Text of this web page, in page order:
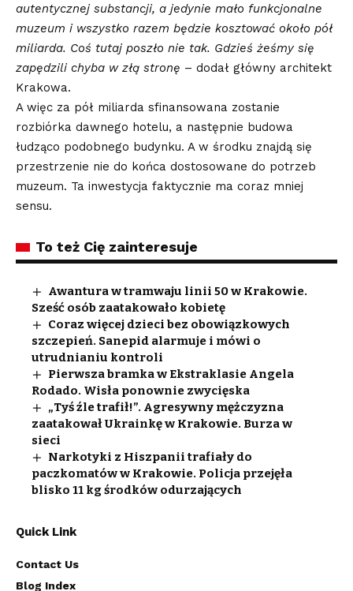
autentycznej substancji, a jedynie mało funkcjonalne
muzeum i wszystko razem będzie kosztować około pół
miliarda. Coś tutaj poszło nie tak. Gdzieś żeśmy się
zapędzili chyba w złą stronę – dodał główny architekt
Krakowa.
A więc za pół miliarda sfinansowana zostanie
rozbiórka dawnego hotelu, a następnie budowa
łudząco podobnego budynku. A w środku znajdą się
przestrzenie nie do końca dostosowane do potrzeb
muzeum. Ta inwestycja faktycznie ma coraz mniej
sensu.
To też Cię zainteresuje
Awantura w tramwaju linii 50 w Krakowie.
Sześć osób zaatakowało kobietę
Coraz więcej dzieci bez obowiązkowych
szczepień. Sanepid alarmuje i mówi o
utrudnianiu kontroli
Pierwsza bramka w Ekstraklasie Angela
Rodado. Wisła ponownie zwycięska
„Tyś źle trafił!”. Agresywny mężczyzna
zaatakował Ukrainkę w Krakowie. Burza w
sieci
Narkotyki z Hiszpanii trafiały do
paczkomatów w Krakowie. Policja przejęła
blisko 11 kg środków odurzających
Quick Link
Contact Us
Blog Index